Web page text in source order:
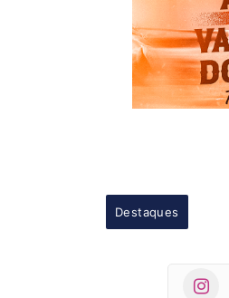
Destaques